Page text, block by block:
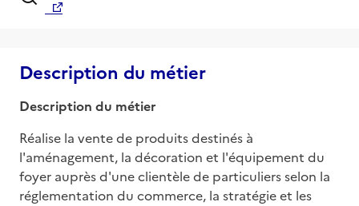
Description du métier
Description du métier
Réalise la vente de produits destinés à
l'aménagement, la décoration et l'équipement du
foyer auprès d'une clientèle de particuliers selon la
réglementation du commerce, la stratégie et les